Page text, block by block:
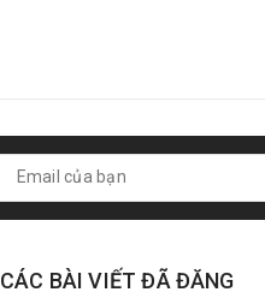
CÁC BÀI VIẾT ĐÃ ĐĂNG